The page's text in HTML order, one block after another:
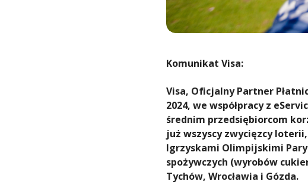
Komunikat Visa:
Visa, Oficjalny Partner
2024, we współpracy z
średnim przedsiębiorcom
już wszyscy zwycięzcy
Igrzyskami Olimpijskimi
spożywczych (wyrobów
Tychów, Wrocławia i Gózda.